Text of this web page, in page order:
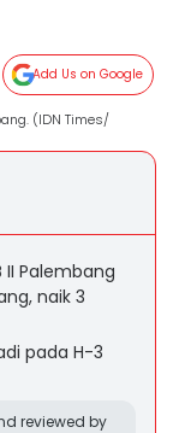
Add Us on Google
(IDN Times/
Palembang
naik 3
pada H-3
reviewed by